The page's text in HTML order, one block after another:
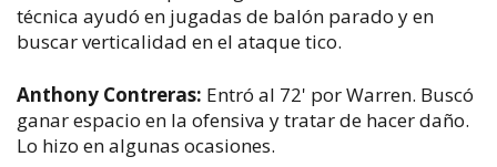
técnica ayudó en jugadas de balón parado y en
buscar verticalidad en el ataque tico.
Anthony Contreras: Entró al 72' por Warren. Buscó
ganar espacio en la ofensiva y tratar de hacer daño.
Lo hizo en algunas ocasiones.